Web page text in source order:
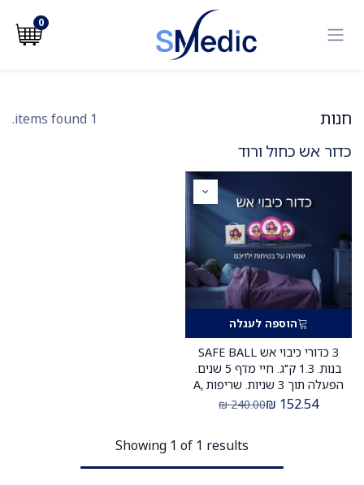
0
חנות 1 items found.
כדור אש כחול ורוד
הוספה לעגלה
3 כדורי כיבוי אש SAFE BALL
בנות. 1.3 ק"ג. חיי מדף 5 שנים.
הפעלה תוך 3 שניות. שריפות A,
B, C, E. ס.מדיק יבוא. 3 יח'
152.54
₪
240.00
₪
Showing 1 of 1 results